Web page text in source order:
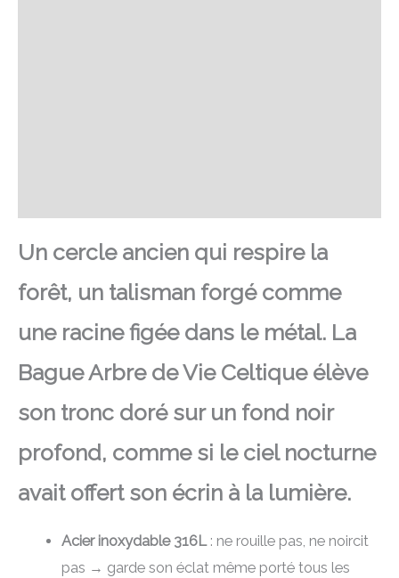
Un cercle ancien qui respire la
forêt, un talisman forgé comme
une racine figée dans le métal. La
Bague Arbre de Vie Celtique élève
son tronc doré sur un fond noir
profond, comme si le ciel nocturne
avait offert son écrin à la lumière.
Acier inoxydable 316L: ne rouille pas, ne noircit
pas → garde son éclat même porté tous les